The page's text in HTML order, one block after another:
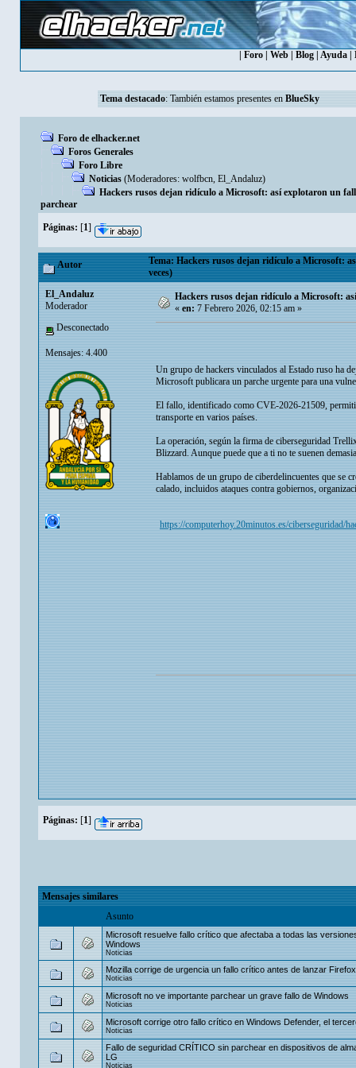
Foro Web Blog Ayuda
Tema destacado: También estamos presentes en BlueSky
Foro de elhacker.net
Foros Generales
Foro Libre
Noticias (Moderadores: wolfbcn, El_Andaluz)
Hackers rusos dejan ridículo a Microsoft: así explotaron un
parchear
Páginas: [1]
Autor
Tema: Hackers rusos dejan ridículo a Microsoft:
veces)
El_Andaluz
Moderador
Desconectado
Mensajes: 4.400
Hackers rusos dejan ridículo a Microsoft:
«en:7 Febrero 2026, 02:15 am »
Un grupo de hackers vinculados al Estado ruso ha
Microsoft publicara un parche urgente para una
El fallo, identificado como CVE-2026-21509,
transporte en varios países.
La operación, según la firma de ciberseguridad
Blizzard. Aunque puede que a ti no te suenen
Hablamos de un grupo de ciberdelincuentes que se
calado, incluidos ataques contra gobiernos,
https://computerhoy.20minutos.es/ciberseguridad/
Páginas: [1]
Mensajes similares
Asunto
Microsoft resuelve fallo crítico que afectaba a todas las
Windows
Noticias
Mozilla corrige de urgencia un fallo crítico antes de lanzar
Noticias
Microsoft no ve importante parchear un grave fallo de Windows
Noticias
Microsoft corrige otro fallo crítico en Windows Defender, el
Noticias
Fallo de seguridad CRÍTICO sin parchear en dispositivos de
LG
Noticias